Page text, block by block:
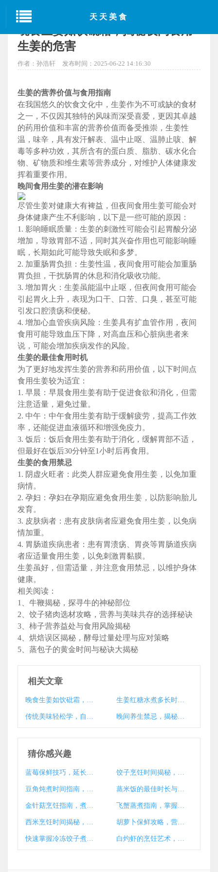
天天美食
当前位置：
生姜的危害
作者：孙浩轩 发布时间：2025-06-22 14:16:30
生姜的营养价值与食用指南
在我国悠久的饮食文化中，生姜作为不可或缺的食材
之一，不仅因其独特的风味而深受喜爱，更因其卓越
的药用价值和丰富的营养价值而备受推崇，生姜性
温，味辛，具有发汗解表、温中止呕、温肺止咳、解
毒等多种功效，其所含有的蛋白质、脂肪、碳水化合
物、矿物质和维生素等营养成分，对维护人体健康发
挥着重要作用。
晚间食用生姜的潜在影响
尽管生姜对健康大有裨益，但夜间食用生姜可能会对
身体健康产生不利影响，以下是一些可能的原因：
1. 影响睡眠质量：生姜的刺激性可能会引起胃酸分泌
增加，导致胃部不适，同时其兴奋作用也可能影响睡
眠，长期如此可能导致失眠和多梦。
2. 加重肠胃负担：生姜性温，夜间食用可能会加重肠
胃负担，干扰肠胃的休息和消化吸收功能。
3. 增加胃火：生姜虽能温中止呕，但夜间食用可能会
引起胃火上升，表现为口干、口苦、口臭，甚至可能
引发口腔溃疡和便秘。
4. 增加心血管疾病风险：生姜具有扩血管作用，夜间
食用可能导致血压下降，对高血压和心脏病患者来
说，可能会增加疾病发作的风险。
生姜的最佳食用时机
为了更好地发挥生姜的营养和药用价值，以下时间点
食用生姜较为适宜：
1. 早晨：早晨食用生姜有助于促进食欲和消化，但需
注意适量，避免过量。
2. 中午：中午食用生姜有助于缓解疲劳，提高工作效
率，还能促进血液循环和增强免疫力。
3. 饭后：饭后食用生姜有助于消化，缓解胃部不适，
但最好在饭后30分钟至1小时后再食用。
生姜的食用禁忌
1. 阴虚火旺者：此类人群应避免食用生姜，以免加重
病情。
2. 孕妇：孕妇在孕期应避免食用生姜，以防影响胎儿
发育。
3. 皮肤病者：患有皮肤病者应避免食用生姜，以免病
情加重。
4. 胃肠道疾病患者：患有胃溃疡、胃炎等胃肠道疾病
者应适量食用生姜，以免刺激胃黏膜。
生姜虽好，但需适量，并注意食用禁忌，以维护身体
健康。
相关阅读：
1、牛鞭揭秘，探寻牛的神秘部位
2、饺子猪肉选材攻略，营养与美味共存的选择秘诀
3、柿子营养益处与食用风险揭秘
4、烘焙误区揭秘，酵母过量处理与应对策略
5、蒸包子的黄金时间与秘诀大揭秘
相关文章
晚食生姜如饮砒霜，揭秘夜间食用生姜的危害 生姜红糖水煮多长时间最养生？揭秘制作秘籍
传统美味轻松学，自制嫩生姜腌制法 晚间养生禁忌，揭秘为何晚上不宜食用生姜
猜你感兴趣
蓝莓保鲜技巧，延长新鲜期的小窍门大揭秘 饺子烹饪时间揭秘，如何煮出完美口感
豆角炖煮时间指南，健康美味一锅成 蒸米饭的最佳时长与技巧揭秘
金针菇烹饪指南，煮多久才能熟？技巧与注意事项大揭秘 飞蟹蒸煮指南，掌握时间解锁鲜美蟹肉之道
西米烹饪时间揭秘，西米要煮多久？ 胡萝卜保鲜攻略，营养持久，储存时长大揭秘
快速掌握冷冻饺子煮法，美味秘诀大公开！ 白灼虾的烹饪艺术，掌握时间与技巧，尽享美食之乐